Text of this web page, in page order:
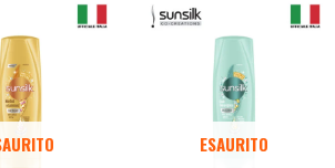
ESAURITO